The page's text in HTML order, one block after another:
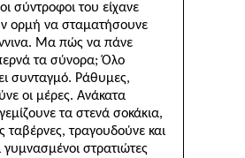
σύντροφοι του είχανε
ορμή να σταματήσουνε
Μα πώς να πάνε
τα σύνορα; Όλο
συνταγμό. Ράθυμες,
οι μέρες. Ανάκατα
τα στενά σοκάκια,
ταβέρνες, τραγουδούνε και
στρατιώτες